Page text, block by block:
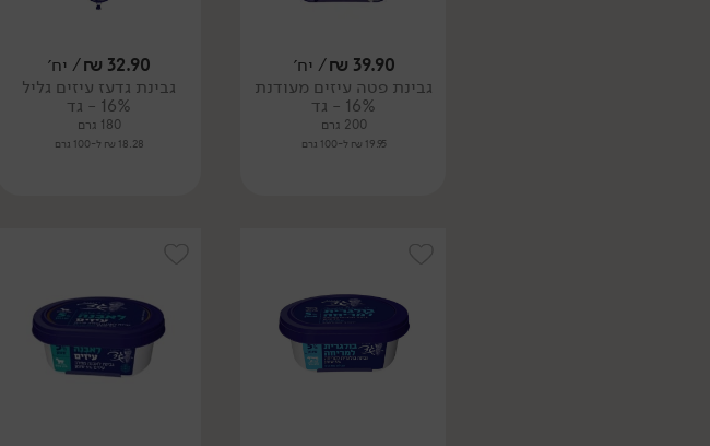
39.90
₪/ יח׳
גבינת פטה עיזים מעודנת
16% - גד
200 גרם
19.95 ₪ ל-100 גרם
32.90
₪/ יח׳
גבינת גדעז עיזים גליל
16% - גד
180 גרם
18.28 ₪ ל-100 גרם